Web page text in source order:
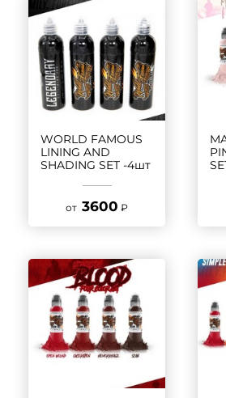
WORLD FAMOUS
LINING AND
SHADING SET -4шт
от 3600 ₽